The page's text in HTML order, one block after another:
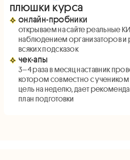
плюшки курса
онлайн-пробники
открываем на сайте реальные
наблюдением организаторов и
всяких подсказок
чек-апы
3–4 раза в месяц наставник
котором совместно с учеником
цель на неделю, дает
план подготовки